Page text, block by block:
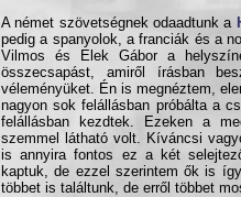
A német szövetségnek odaadtunk a
pedig a spanyolok, a franciák és a
Vilmos és Elek Gábor a
összecsapást, amiről írásban
véleményüket. Én is megnéztem,
nagyon sok felállásban próbálta a
felállásban kezdtek. Ezeken a
szemmel látható volt. Kíváncsi
is annyira fontos ez a két
kaptuk, de ezzel szerintem ők is
többet is találtunk, de erről többet